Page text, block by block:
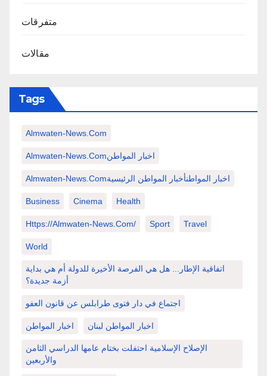
متفرقات
مقالات
Tags
Almwaten-News.com
Almwaten-News.comاخبار المواطن
Almwaten-News.comاخبار المواطنأخبار المواطن الرئيسية
Business Cinema Health
Https://almwaten-News.com/ Sport Travel
World
اتفاقية الإطار... هل هي الفرصة الأخيرة للدولة أم هي بداية
أزمة جديدة؟
اجتماع في دار فتوى طرابلس عن قانون العفو
اخبار المواطن اخبار المواطن لبنان
الإصلاح الإسلامية احتفلت بختام عامها الدراسي الثامن
والأربعين